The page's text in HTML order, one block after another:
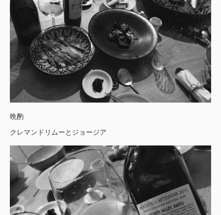
晩酌
クレマンドリムーとジョージア